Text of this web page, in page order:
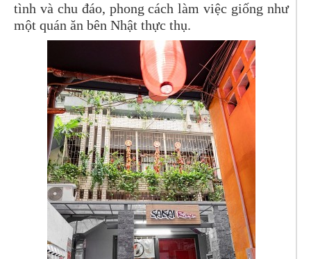
tình và chu đáo, phong cách làm việc giống như
một quán ăn bên Nhật thực thụ.